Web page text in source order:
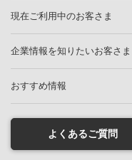
現在ご利用中のお客さま
企業情報を知りたいお客さま
おすすめ情報
よくあるご質問